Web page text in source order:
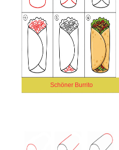
Schöner Burrito